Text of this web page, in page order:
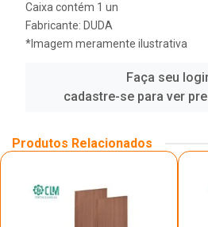
Caixa contém 1 un
Fabricante: DUDA
*Imagem meramente ilustrativa
Faça seu
cadastre-se para ver
Produtos Relacionados